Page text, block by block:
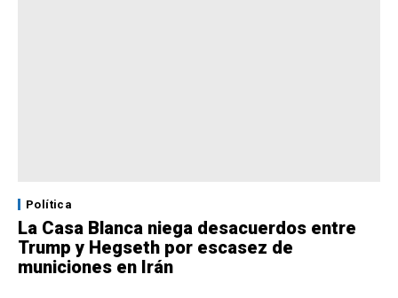
Política
La Casa Blanca niega desacuerdos entre
Trump y Hegseth por escasez de
municiones en Irán